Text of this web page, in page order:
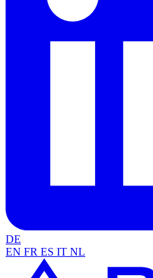
DE
EN FR ES IT NL